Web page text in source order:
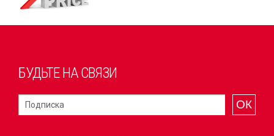
БУДЬТЕ НА СВЯЗИ
ОК